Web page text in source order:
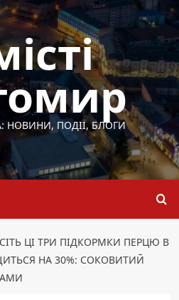
НОВИНИ, ПОДІЇ, БЛОГИ
ЦІ ТРИ ПІДКОРМКИ ПЕРЦЮ В
НА 30%: СОКОВИТИЙ